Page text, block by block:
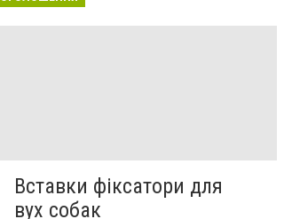
Вставки фіксатори для
вух собак